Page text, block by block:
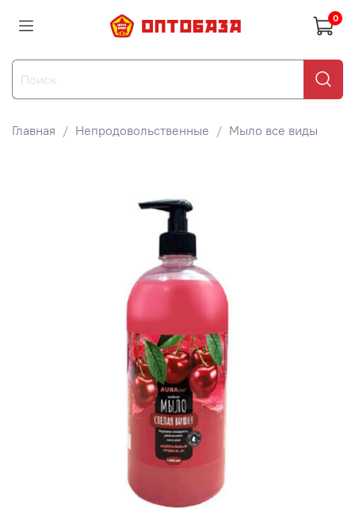
0
Главная Непродовольственные Мыло все виды